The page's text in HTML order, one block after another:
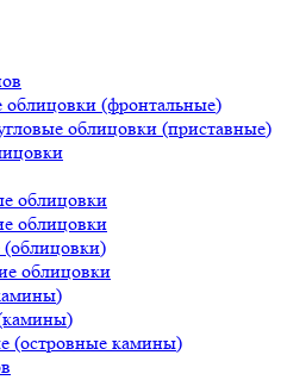
(фронтальные)
облицовки (приставные)
облицовки
облицовки
облицовки
(островные камины)